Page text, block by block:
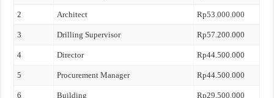
2 Architect Rp53.000.000
3 Drilling Supervisor Rp57.200.000
4 Director Rp44.500.000
5 Procurement Manager Rp44.500.000
6 Building Rp29.500.000